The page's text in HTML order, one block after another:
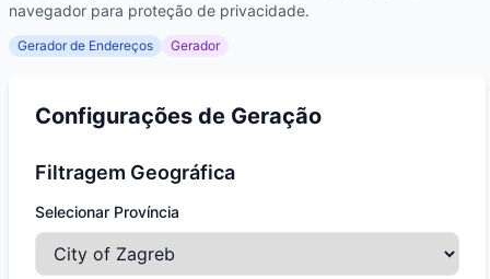
navegador para proteção de privacidade.
Gerador de Endereços Gerador
Configurações de Geração
Filtragem Geográfica
Selecionar Província